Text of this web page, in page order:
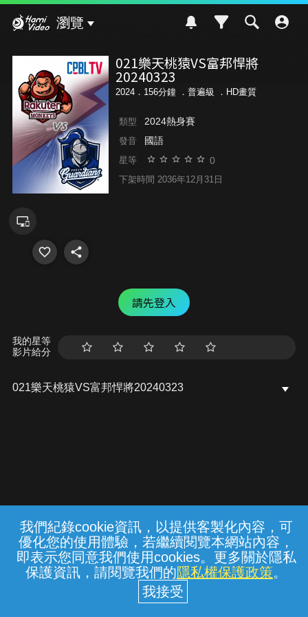
我們紀錄cookie資訊，以提供客製化內容，可
優化您的使用體驗，若繼續閱覽本網站內容，
即表示您同意我們使用cookies。更多關於隱私
保護資訊，請閱覽我們的隱私權保護政策。
瀏覽
021樂天桃猿VS富邦悍將
20240323
2024．156分鐘 ． 普遍級 ．HD畫質
類型 2024熱身賽
發音 國語
星等 0
下架時間 2036年12月31日
請先登入
我的星等
影片給分
021樂天桃猿VS富邦悍將20240323
常見問題 線上客服 服務條款 隱私權保護
中華電信股份有限公司個人家庭分公司
(統一編號：96979949) © 2026
{{notifyMsg}}